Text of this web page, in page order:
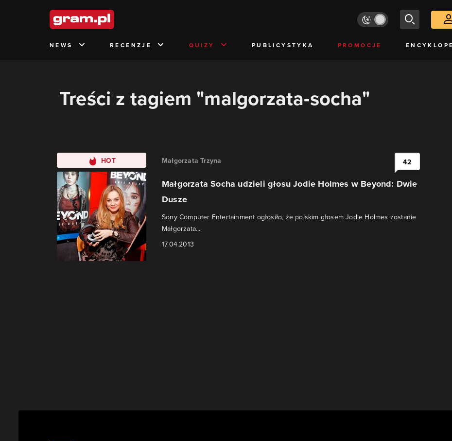
NEWS RECENZJE QUIZY PUBLICYSTYKA PROMOCJE
Treści z tagiem "malgorzata-socha"
HOT Małgorzata Trzyna
Małgorzata Socha udzieli głosu Jodie Holmes w Beyond: Dwie
Dusze
Sony Computer Entertainment ogłosiło, że polskim głosem Jodie Holmes zostanie
Małgorzata...
17.04.2013
42